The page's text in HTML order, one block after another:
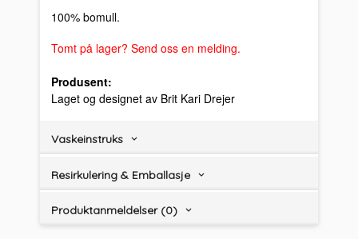
100% bomull.
Tomt på lager? Send oss en melding.
Produsent:
Laget og designet av Brit Kari Drejer
Vaskeinstruks
Resirkulering & Emballasje
Produktanmeldelser (0)